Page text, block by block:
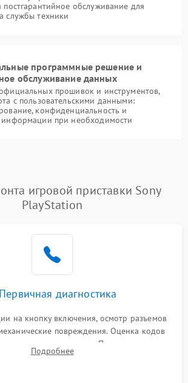
постгарантийное обслуживание для
службы техники
программные решение и
обслуживание данных
прошивок и инструментов,
с пользовательскими данными:
конфиденциальность и
информации при необходимости
игровой приставки Sony
PlayStation
диагностика
на кнопку включения, осмотр разъемов
повреждения. Оценка кодов
или по индикаторам. Проверка чтения
геймпадов и наличия гарантийных пломб.
Подробнее